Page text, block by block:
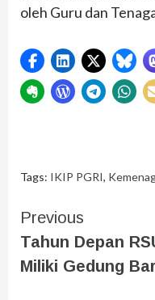
oleh Guru dan
Tags: IKIP PGRI,
Previous
Tahun Depan
Miliki Gedung